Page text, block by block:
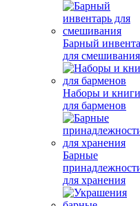
Барный
для смешивания
Наборы и книги
для барменов
Барные
для хранения